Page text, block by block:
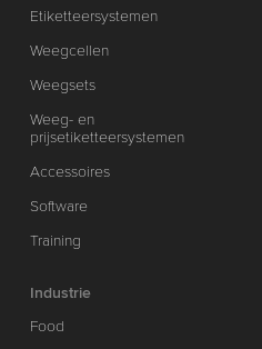
Etiketteersystemen
Weegcellen
Weegsets
Weeg- en
prijsetiketteersystemen
Accessoires
Software
Training
Industrie
Food